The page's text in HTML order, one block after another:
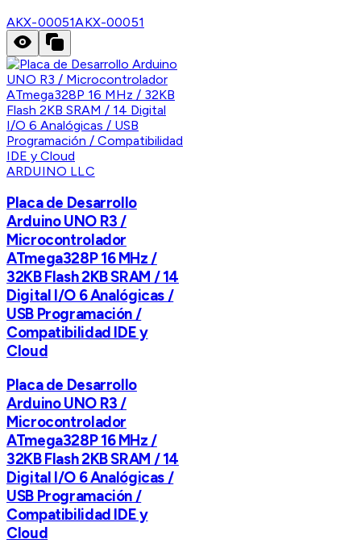
AKX-00051AKX-00051
ARDUINO LLC
Placa de Desarrollo
Arduino UNO R3 /
Microcontrolador
ATmega328P 16 MHz /
32KB Flash 2KB SRAM / 14
Digital I/O 6 Analógicas /
USB Programación /
Compatibilidad IDE y
Cloud
Placa de Desarrollo
Arduino UNO R3 /
Microcontrolador
ATmega328P 16 MHz /
32KB Flash 2KB SRAM / 14
Digital I/O 6 Analógicas /
USB Programación /
Compatibilidad IDE y
Cloud